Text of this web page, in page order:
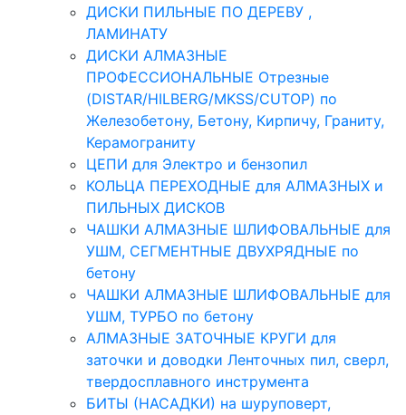
ДИСКИ ПИЛЬНЫЕ ПО ДЕРЕВУ ,
ЛАМИНАТУ
ДИСКИ АЛМАЗНЫЕ
ПРОФЕССИОНАЛЬНЫЕ Отрезные
(DISTAR/HILBERG/MKSS/CUTOP) по
Железобетону, Бетону, Кирпичу, Граниту,
Керамограниту
ЦЕПИ для Электро и бензопил
КОЛЬЦА ПЕРЕХОДНЫЕ для АЛМАЗНЫХ и
ПИЛЬНЫХ ДИСКОВ
ЧАШКИ АЛМАЗНЫЕ ШЛИФОВАЛЬНЫЕ для
УШМ, СЕГМЕНТНЫЕ ДВУХРЯДНЫЕ по
бетону
ЧАШКИ АЛМАЗНЫЕ ШЛИФОВАЛЬНЫЕ для
УШМ, ТУРБО по бетону
АЛМАЗНЫЕ ЗАТОЧНЫЕ КРУГИ для
заточки и доводки Ленточных пил, сверл,
твердосплавного инструмента
БИТЫ (НАСАДКИ) на шуруповерт,